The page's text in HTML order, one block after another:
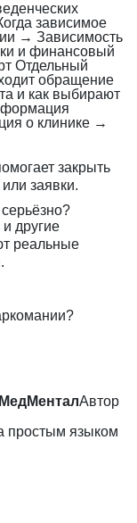
зависимое
→ Зависимость
и финансовый
Отдельный
обращение
и как выбирают
о клинике →
закрыть
заявки.
другие
реальные
Автор
простым языком